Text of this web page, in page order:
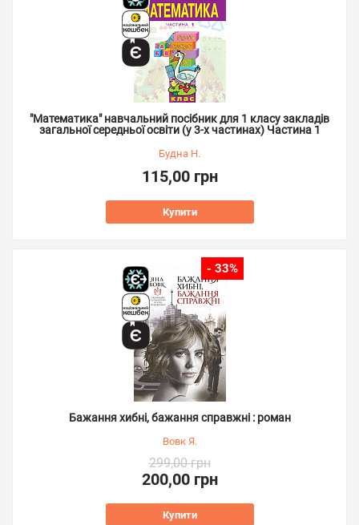
"Математика" навчальний посібник для 1 класу закладів
загальної середньої освіти (у 3-х частинах) Частина 1
Будна Н.
115,00 грн
Купити
- 33%
Бажання хибні, бажання справжні : роман
Вовк Я.
299,00 грн
200,00 грн
Купити